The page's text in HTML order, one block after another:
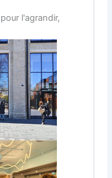
l'agrandir,